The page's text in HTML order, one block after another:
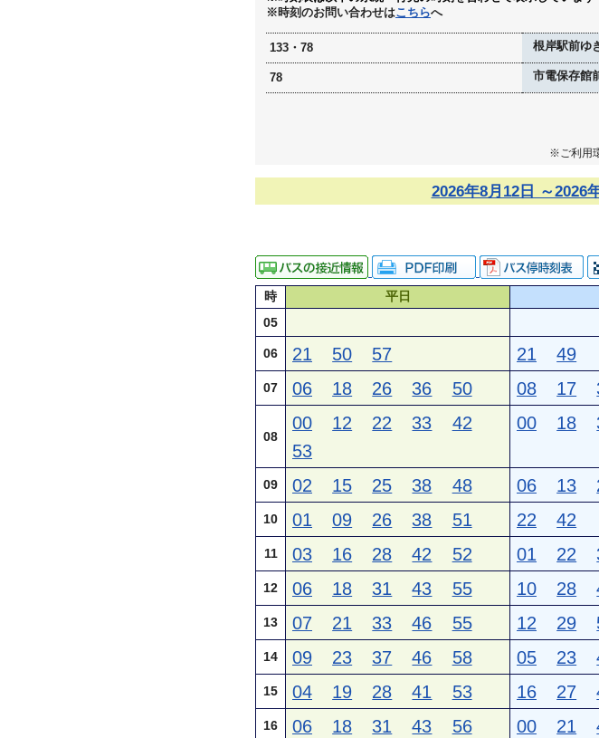
※時刻のお問い合わせはこちらへ
133・78 根岸駅前ゆ
78 市電保存館
※ご利用
2026年8月12日 ～2026
時 平日
05
06 21 50 57 21 49
07 06 18 26 36 50 08 17
08
00 12 22 33
42
53
00 18
09 02 15 25 38 48 06 13
10 01 09 26 38 51 22 42
11 03 16 28 42 52 01 22
12 06 18 31 43 55 10 28
13 07 21 33 46 55 12 29
14 09 23 37 46 58 05 23
15 04 19 28 41 53 16 27
16 06 18 31 43 56 00 21